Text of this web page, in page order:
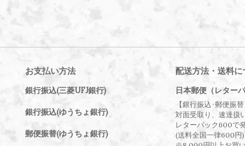
お支払い方法
銀行振込(三菱UFJ銀行)
銀行振込(ゆうちょ銀行)
郵便振替(ゆうちょ銀行)
配送方法・送料に
日本郵便（レター
【銀行振込･郵便振替
対面受取り、速達扱
レターパック600で
(送料全国一律600円)